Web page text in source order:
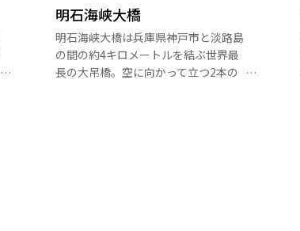
明石海峡大橋
明石海峡大橋は兵庫県神戸市と淡路島
の間の約4キロメートルを結ぶ世界最
長の大吊橋。空に向かって立つ2本の